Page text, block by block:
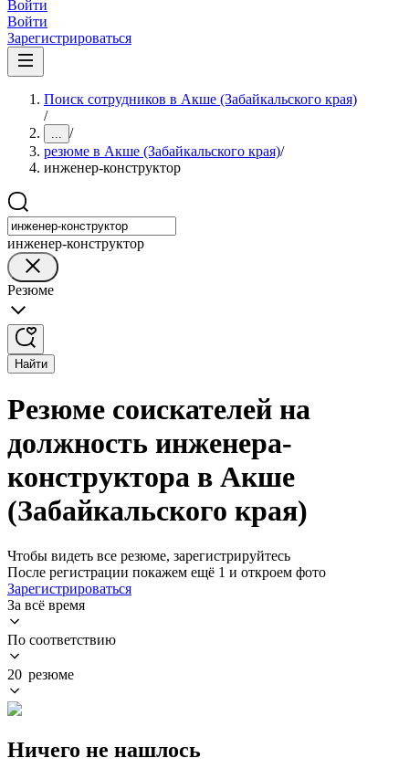
Войти
Войти
Зарегистрироваться
Поиск сотрудников в Акше (Забайкальского края)
/
... /
резюме в Акше (Забайкальского края)/
инженер-конструктор
инженер-конструктор
Резюме
Найти
Резюме соискателей на
должность инженера-
конструктора в Акше
(Забайкальского края)
Чтобы видеть все резюме, зарегистрируйтесь
После регистрации покажем ещё 1 и откроем фото
Зарегистрироваться
За всё время
По соответствию
20 резюме
Ничего не нашлось